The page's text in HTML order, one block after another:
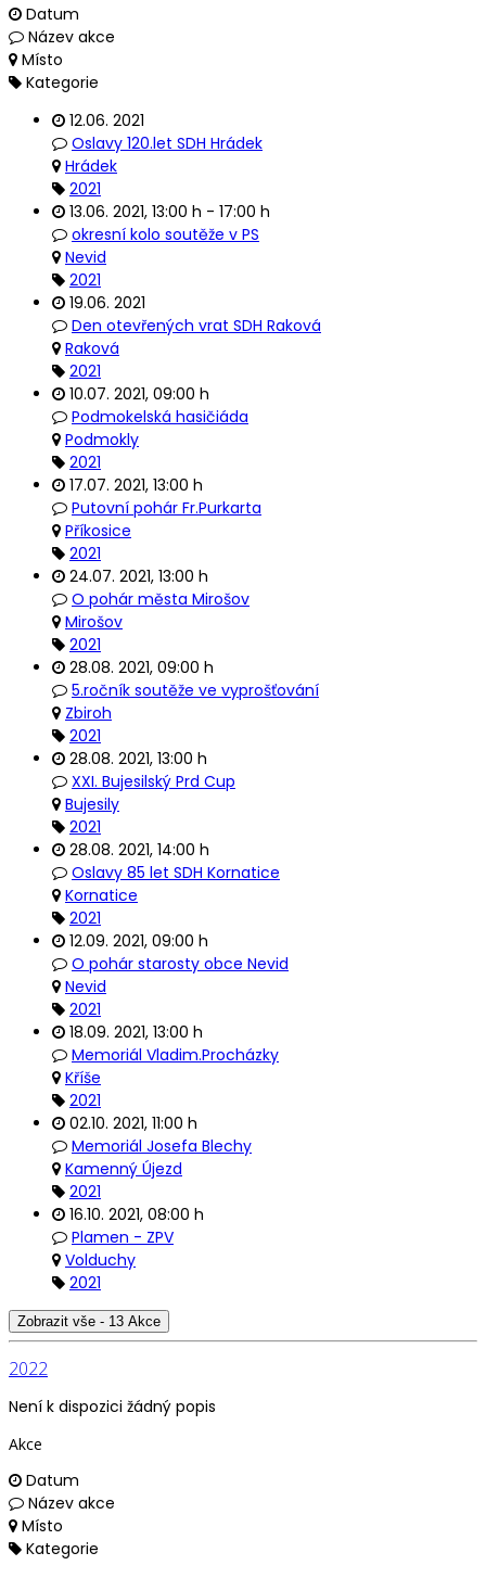
Datum
Název akce
Místo
Kategorie
12.06. 2021
Oslavy 120.let SDH Hrádek
Hrádek
2021
13.06. 2021, 13:00 h - 17:00 h
okresní kolo soutěže v PS
Nevid
2021
19.06. 2021
Den otevřených vrat SDH Raková
Raková
2021
10.07. 2021, 09:00 h
Podmokelská hasičiáda
Podmokly
2021
17.07. 2021, 13:00 h
Putovní pohár Fr.Purkarta
Příkosice
2021
24.07. 2021, 13:00 h
O pohár města Mirošov
Mirošov
2021
28.08. 2021, 09:00 h
5.ročník soutěže ve vyprošťování
Zbiroh
2021
28.08. 2021, 13:00 h
XXI. Bujesilský Prd Cup
Bujesily
2021
28.08. 2021, 14:00 h
Oslavy 85 let SDH Kornatice
Kornatice
2021
12.09. 2021, 09:00 h
O pohár starosty obce Nevid
Nevid
2021
18.09. 2021, 13:00 h
Memoriál Vladim.Procházky
Kříše
2021
02.10. 2021, 11:00 h
Memoriál Josefa Blechy
Kamenný Újezd
2021
16.10. 2021, 08:00 h
Plamen - ZPV
Volduchy
2021
Zobrazit vše - 13 Akce
2022
Není k dispozici žádný popis
Akce
Datum
Název akce
Místo
Kategorie